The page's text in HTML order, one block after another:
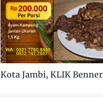
Kota Jambi, KLIK Benner